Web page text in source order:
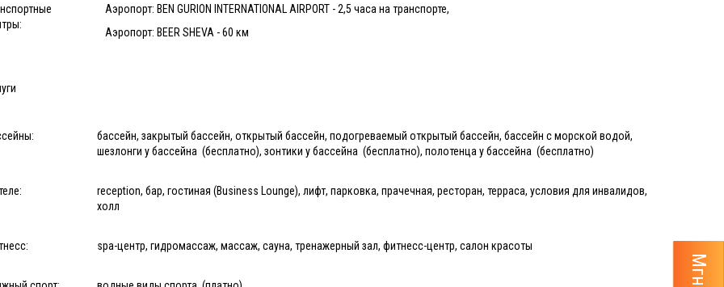
Аэропорт: BEN GURION INTERNATIONAL AIRPORT - 2,5 часа на транспорте,
Аэропорт: BEER SHEVA - 60 км
бассейн, закрытый бассейн, открытый бассейн, подогреваемый открытый бассейн, бассейн с морской водой,
шезлонги у бассейна (бесплатно), зонтики у бассейна (бесплатно), полотенца у бассейна (бесплатно)
reception, бар, гостиная (Business Lounge), лифт, парковка, прачечная, ресторан, терраса, условия для инвалидов,
холл
spa-центр, гидромассаж, массаж, сауна, тренажерный зал, фитнесс-центр, салон красоты